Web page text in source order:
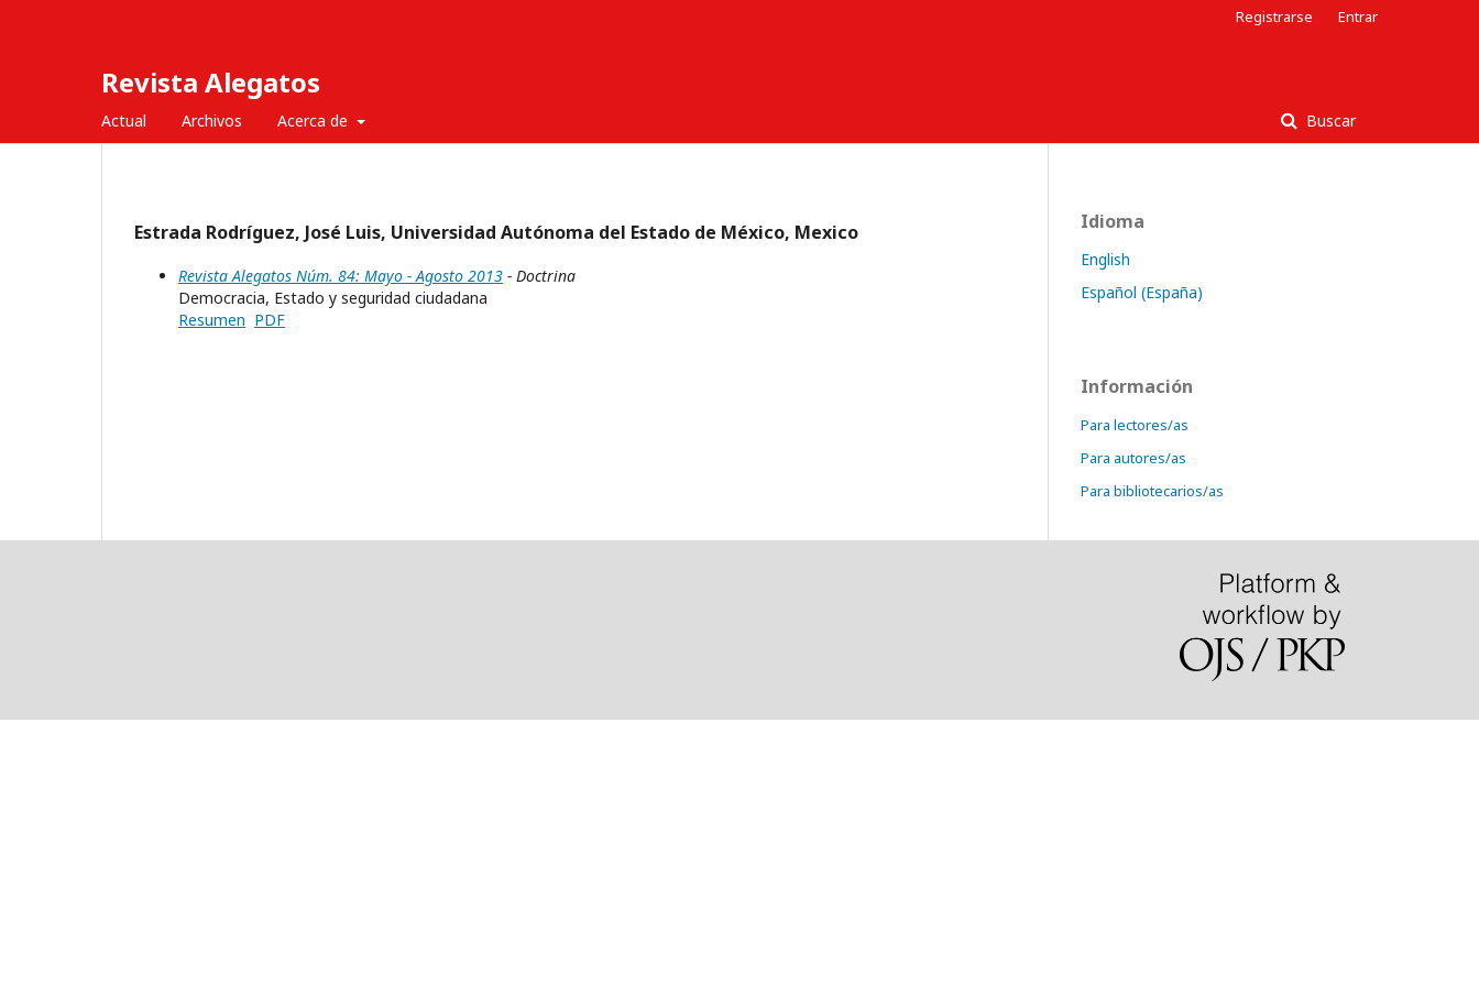
Revista Alegatos
Actual Archivos Acerca de Buscar
Registrarse Entrar
Estrada Rodríguez, José Luis, Universidad Autónoma del Estado de México, Mexico
Revista Alegatos Núm. 84: Mayo - Agosto 2013 - Doctrina
Democracia, Estado y seguridad ciudadana
Resumen PDF
Idioma
English
Español (España)
Información
Para lectores/as
Para autores/as
Para bibliotecarios/as